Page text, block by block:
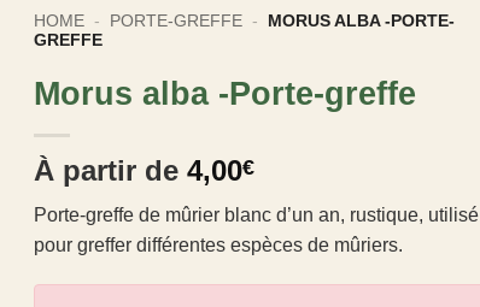
HOME - PORTE-GREFFE -
MORUS ALBA -PORTE-
GREFFE
Morus alba -Porte-greffe
À partir de 4,00€
Porte-greffe de mûrier blanc d’un an, rustique, utilisé
pour greffer différentes espèces de mûriers.